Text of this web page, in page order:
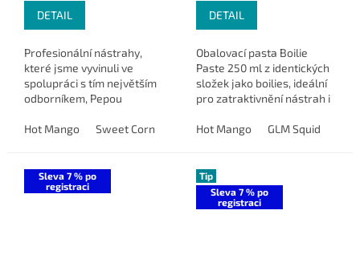
DETAIL
Profesionální nástrahy,
které jsme vyvinuli ve
spolupráci s tím největším
odborníkem, Pepou
Hot Mango
Sweet Corn Mulberry Garlic Citrus Butyric
DETAIL
Obalovací pasta Boilie
Paste 250 ml z identických
složek jako boilies, ideální
pro zatraktivnění nástrah i
Hot Mango
GLM Squid
Sleva 7 % po
registraci
Tip
Sleva 7 % po
registraci